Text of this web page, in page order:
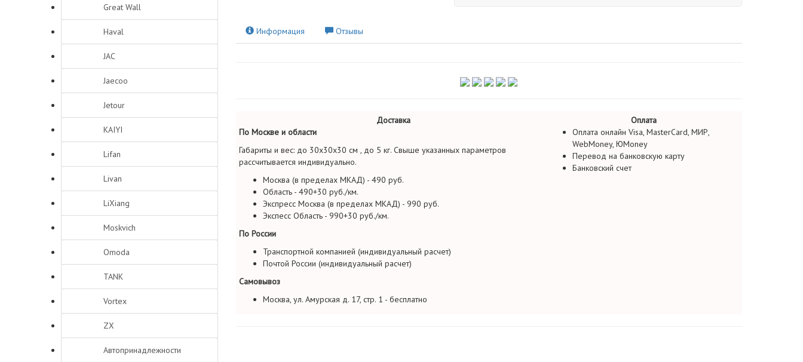
Great Wall
Haval
JAC
Jaecoo
Jetour
KAIYI
Lifan
Livan
LiXiang
Moskvich
Omoda
TANK
Vortex
ZX
Автопринадлежности
Информация Отзывы
Доставка
Оплата
По Москве и области
Габариты и вес: до 30х30х30 см , до 5 кг. Свыше указанных параметров
рассчитывается индивидуально.
Москва (в пределах МКАД) - 490 руб.
Область - 490+30 руб./км.
Экспресс Москва (в пределах МКАД) - 990 руб.
Экспесс Область - 990+30 руб./км.
По России
Транспортной компанией (индивидуальный расчет)
Почтой России (индивидуальный расчет)
Самовывоз
Москва, ул. Амурская д. 17, стр. 1 - бесплатно
Оплата онлайн Visa, MasterCard, МИР,
WebMoney, ЮMoney
Перевод на банковскую карту
Банковский счет